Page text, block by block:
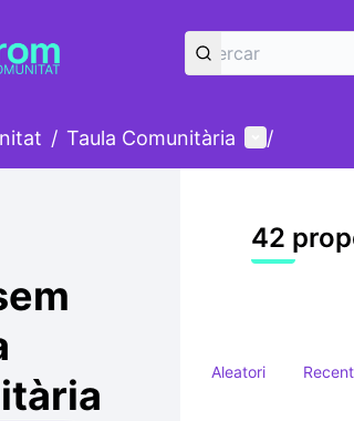
/ Taula Comunitària Menú
/
42
Aleatori Recent